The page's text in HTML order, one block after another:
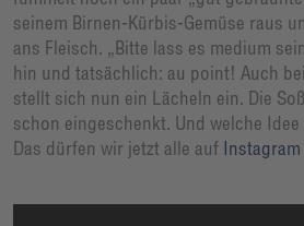
seinem Birnen-Kürbis-Gemüse raus
ans Fleisch. „Bitte lass es medium
hin und tatsächlich: au point! Auch
stellt sich nun ein Lächeln ein. Die
schon eingeschenkt. Und welche
Das dürfen wir jetzt alle auf Instagram